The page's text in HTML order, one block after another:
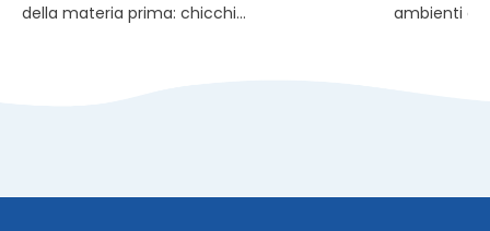
della materia prima: chicchi...
ambienti di